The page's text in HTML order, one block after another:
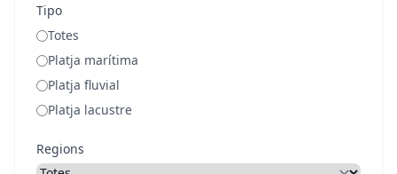
Tipo
Totes
Platja marítima
Platja fluvial
Platja lacustre
Regions